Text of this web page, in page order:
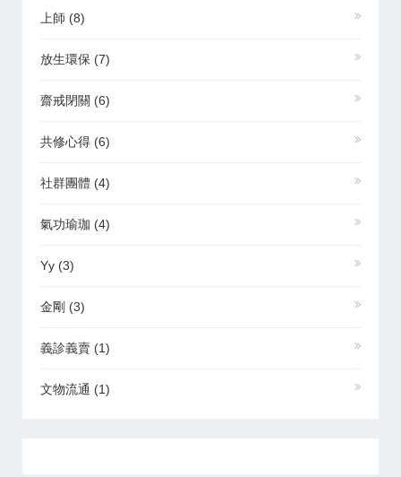
上師 (8)
放生環保 (7)
齋戒閉關 (6)
共修心得 (6)
社群團體 (4)
氣功瑜珈 (4)
Yy (3)
金剛 (3)
義診義賣 (1)
文物流通 (1)